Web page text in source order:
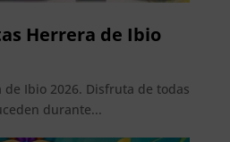
Herrera de Ibio
de Ibio 2026. Disfruta de todas
durante...